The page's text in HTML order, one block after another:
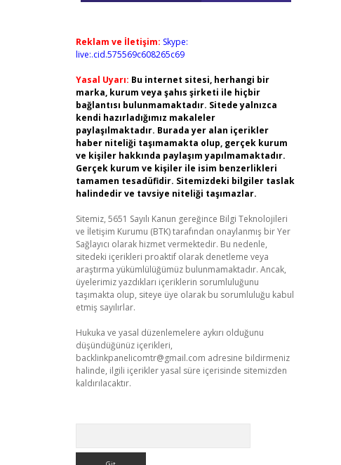
Reklam ve İletişim: Skype:
live:.cid.575569c608265c69
Yasal Uyarı: Bu internet sitesi, herhangi bir
marka, kurum veya şahıs şirketi ile hiçbir
bağlantısı bulunmamaktadır. Sitede yalnızca
kendi hazırladığımız makaleler
paylaşılmaktadır. Burada yer alan içerikler
haber niteliği taşımamakta olup, gerçek kurum
ve kişiler hakkında paylaşım yapılmamaktadır.
Gerçek kurum ve kişiler ile isim benzerlikleri
tamamen tesadüfidir. Sitemizdeki bilgiler taslak
halindedir ve tavsiye niteliği taşımazlar.
Sitemiz, 5651 Sayılı Kanun gereğince Bilgi Teknolojileri
ve İletişim Kurumu (BTK) tarafından onaylanmış bir Yer
Sağlayıcı olarak hizmet vermektedir. Bu nedenle,
sitedeki içerikleri proaktif olarak denetleme veya
araştırma yükümlülüğümüz bulunmamaktadır. Ancak,
üyelerimiz yazdıkları içeriklerin sorumluluğunu
taşımakta olup, siteye üye olarak bu sorumluluğu kabul
etmiş sayılırlar.
Hukuka ve yasal düzenlemelere aykırı olduğunu
düşündüğünüz içerikleri,
backlinkpanelicomtr@gmail.com adresine bildirmeniz
halinde, ilgili içerikler yasal süre içerisinde sitemizden
kaldırılacaktır.